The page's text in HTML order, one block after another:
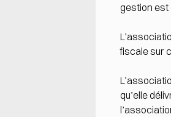
gestion
fiscale sur
qu’elle